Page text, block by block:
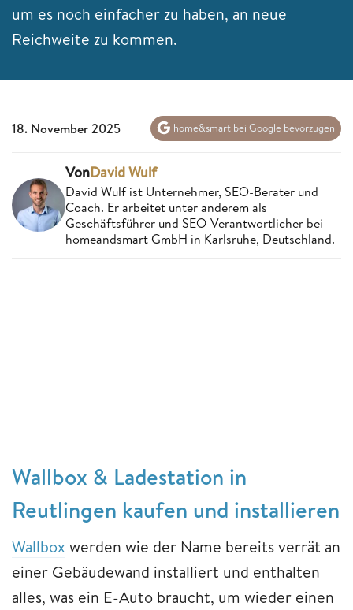
um es noch einfacher zu haben, an neue
Reichweite zu kommen.
18. November 2025 home&smart bei Google bevorzugen
VonDavid Wulf
David Wulf ist Unternehmer, SEO-Berater und
Coach. Er arbeitet unter anderem als
Geschäftsführer und SEO-Verantwortlicher bei
homeandsmart GmbH in Karlsruhe, Deutschland.
Wallbox & Ladestation in
Reutlingen kaufen und installieren
Wallbox werden wie der Name bereits verrät an
einer Gebäudewand installiert und enthalten
alles, was ein E-Auto braucht, um wieder einen